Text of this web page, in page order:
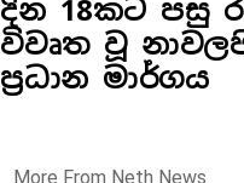
දින 18කට පසු
විවෘත වූ
ප්‍රධාන මාර්ගය
More From Neth News